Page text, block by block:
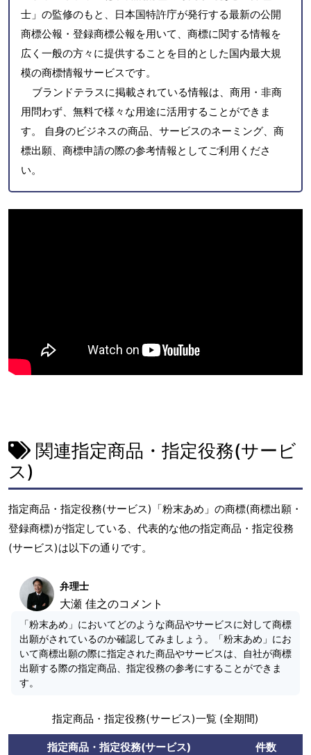
士」の監修のもと、日本国特許庁が発行する最新の公開
商標公報・登録商標公報を用いて、商標に関する情報を
広く一般の方々に提供することを目的とした国内最大規
模の商標情報サービスです。
ブランドテラスに掲載されている情報は、商用・非商
用問わず、無料で様々な用途に活用することができま
す。 自身のビジネスの商品、サービスのネーミング、商
標出願、商標申請の際の参考情報としてご利用くださ
い。
関連指定商品・指定役務(サービ
ス)
指定商品・指定役務(サービス)「粉末あめ」の商標(商標出願・
登録商標)が指定している、代表的な他の指定商品・指定役務
(サービス)は以下の通りです。
弁理士
大瀬 佳之のコメント
「粉末あめ」においてどのような商品やサービスに対して商標
出願がされているのか確認してみましょう。「粉末あめ」にお
いて商標出願の際に指定された商品やサービスは、自社が商標
出願する際の指定商品、指定役務の参考にすることができま
す。
指定商品・指定役務(サービス)一覧 (全期間)
指定商品・指定役務(サービス) 件数